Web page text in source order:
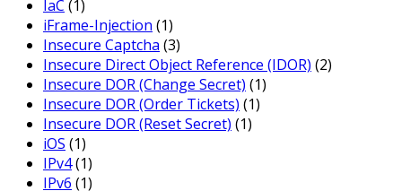
IaC (1)
iFrame-Injection (1)
Insecure Captcha (3)
Insecure Direct Object Reference (IDOR) (2)
Insecure DOR (Change Secret) (1)
Insecure DOR (Order Tickets) (1)
Insecure DOR (Reset Secret) (1)
iOS (1)
IPv4(1)
IPv6 (1)